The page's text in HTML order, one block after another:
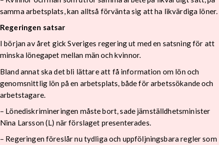
samma arbetsplats, kan alltså förvänta sig att ha likvärdiga löner.
Regeringen satsar
I början av året gick Sveriges regering ut med en satsning för att
minska lönegapet mellan män och kvinnor.
Bland annat ska det bli lättare att få information om lön och
genomsnittlig lön på en arbetsplats, både för arbetssökande och
arbetstagare.
– Lönediskrimineringen måste bort, sade jämställdhetsminister
Nina Larsson (L) när förslaget presenterades.
– Regeringen föreslår nu tydliga och uppföljningsbara regler som